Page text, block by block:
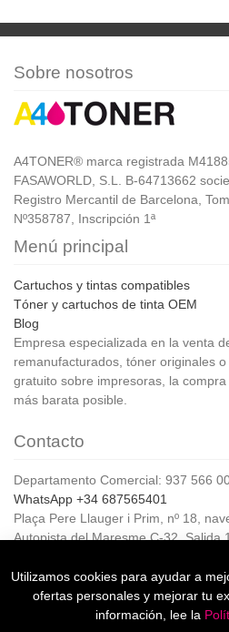
Sobre nosotros
A4TONER® marca registrada
FASAWORLD, S.L. B-64713662
Registro Mercantil de Barcelona,
Nº358787, Inscripción 1ª
Menú principal
Cartuchos y tintas compatibles
Tóner y cartuchos de tinta OEM
Blog
Empresa especializada en la venta
remanufacturados, tóner originales
gratuito sobre impresoras, la
más barata posible.
Contacto
Departamento Comercial: 937 566
WhatsApp +34 687565401
Plaça Pere Llauger i Prim, nº 18,
Autopista del Maresme C-32, Salida
Horario de Atención al cliente:
De lunes a jueves de 8:00 a 17:00,
Viernes de 8:00 a 15:00
Utilizamos cookies para ayudar a
ofertas personales y mejorar tu
información, lee la